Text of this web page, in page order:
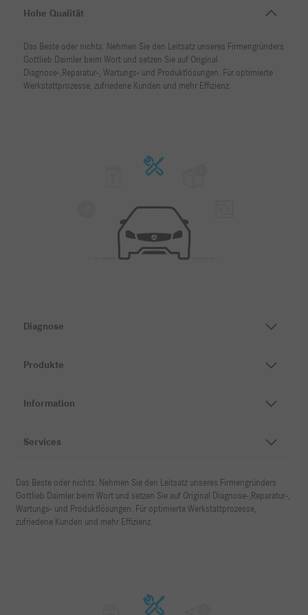
Hohe Qualität
Das Beste oder nichts. Nehmen Sie den Leitsatz unseres Firmengründers
Gottlieb Daimler beim Wort und setzen Sie auf Original
Diagnose-,Reparatur-, Wartungs- und Produktlösungen. Für optimierte
Werkstattprozesse, zufriedene Kunden und mehr Effizienz.
Diagnose
Produkte
Information
Services
Das Beste oder nichts. Nehmen Sie den Leitsatz unseres Firmengründers
Gottlieb Daimler beim Wort und setzen Sie auf Original Diagnose-,Reparatur-,
Wartungs- und Produktlösungen. Für optimierte Werkstattprozesse,
zufriedene Kunden und mehr Effizienz.